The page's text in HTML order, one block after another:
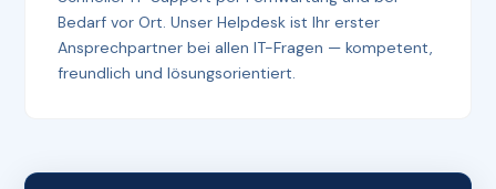
Bedarf vor Ort. Unser Helpdesk ist Ihr erster
Ansprechpartner bei allen IT-Fragen — kompetent,
freundlich und lösungsorientiert.